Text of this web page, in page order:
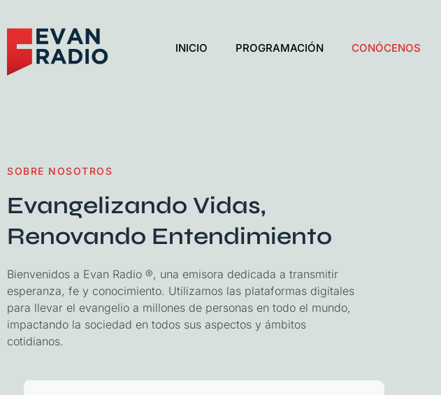
INICIO PROGRAMACIÓN CONÓCENOS
SOBRE NOSOTROS
Evangelizando Vidas,
Renovando Entendimiento
Bienvenidos a Evan Radio ®, una emisora dedicada a transmitir
esperanza, fe y conocimiento. Utilizamos las plataformas digitales
para llevar el evangelio a millones de personas en todo el mundo,
impactando la sociedad en todos sus aspectos y ámbitos
cotidianos.